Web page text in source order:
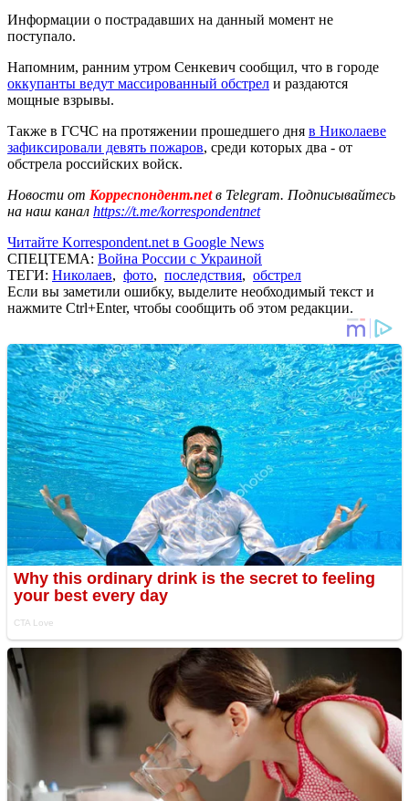
Информации о пострадавших на данный момент не
поступало.
Напомним, ранним утром Сенкевич сообщил, что в городе
оккупанты ведут массированный обстрел и раздаются
мощные взрывы.
Также в ГСЧС на протяжении прошедшего дня в Николаеве
зафиксировали девять пожаров, среди которых два - от
обстрела российских войск.
Новости от Корреспондент.netв Telegram. Подписывайтесь
на наш канал https://t.me/korrespondentnet
Читайте Korrespondent.net в Google News
СПЕЦТЕМА: Война России с Украиной
ТЕГИ: Николаев, фото, последствия, обстрел
Если вы заметили ошибку, выделите необходимый текст и
нажмите Ctrl+Enter, чтобы сообщить об этом редакции.